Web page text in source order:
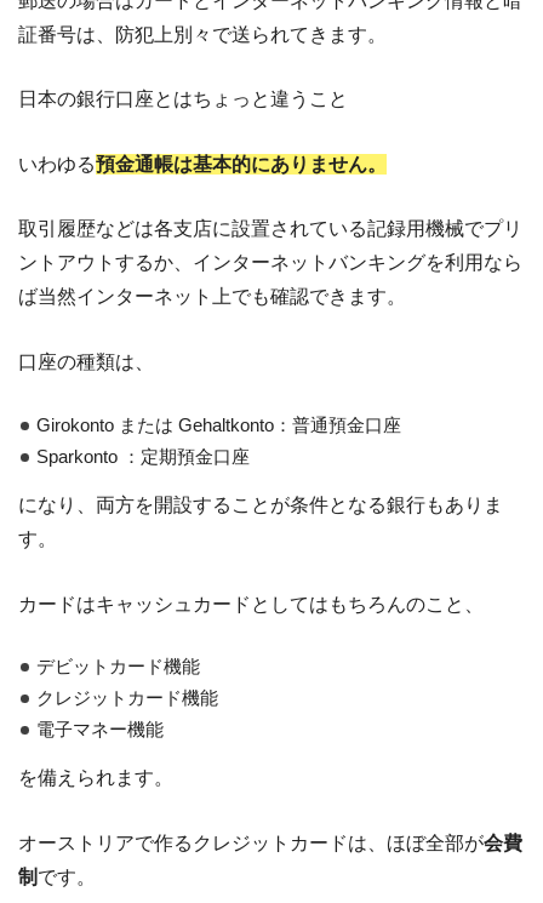
証番号は、防犯上別々で送られてきます。
日本の銀行口座とはちょっと違うこと
いわゆる預金通帳は基本的にありません。
取引履歴などは各支店に設置されている記録用機械でプリ
ントアウトするか、インターネットバンキングを利用なら
ば当然インターネット上でも確認できます。
口座の種類は、
Girokonto または Gehaltkonto：普通預金口座
Sparkonto ：定期預金口座
になり、両方を開設することが条件となる銀行もありま
す。
カードはキャッシュカードとしてはもちろんのこと、
デビットカード機能
クレジットカード機能
電子マネー機能
を備えられます。
オーストリアで作るクレジットカードは、ほぼ全部が会費
制 です。